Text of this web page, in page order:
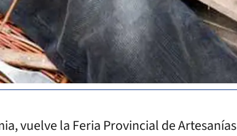
vuelve la Feria Provincial de Artesanías